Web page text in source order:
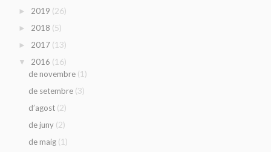
► 2019 (26)
► 2018 (5)
► 2017 (13)
▼ 2016 (16)
de novembre (1)
de setembre (3)
d’agost (2)
de juny (2)
de maig (1)